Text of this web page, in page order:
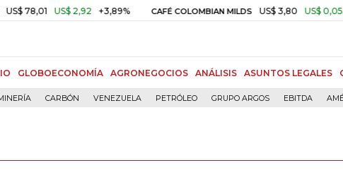
US$ 2,92 +3,89% CAFÉ COLOMBIAN MILDS US$ 3,80 US$ 0,05 +1,40%
GLOBOECONOMÍA AGRONEGOCIOS ANÁLISIS ASUNTOS LEGALES
CARBÓN VENEZUELA PETRÓLEO GRUPO ARGOS EBITDA